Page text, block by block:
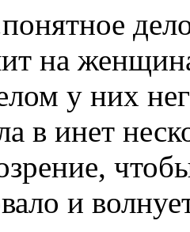
на
у них
в инет
и